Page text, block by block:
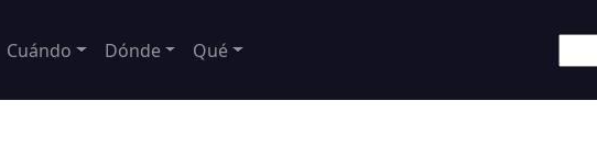
Cuándo Dónde Qué